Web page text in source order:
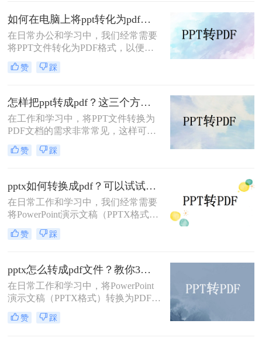
如何在电脑上将ppt转化为pdf？分享三个实用且易学的转换方法！
在日常办公和学习中，我们经常需要
将PPT文件转化为PDF格式，以便更
好地进行分享、打印或存档。那么如
何在电脑上将PPT转化为PDF呢？本
PDF的方法。
赞 踩
怎样把ppt转成pdf？这三个方法让你办公更高效！
在工作和学习中，将PPT文件转换为
PDF文档的需求非常常见，这样可以
确保演示文稿在不同设备上的显示效
果一致，并且便于分享和打印。那么
种常见的PPT转PDF方法，帮助您根
据实际需求选择最合适的方式。
赞 踩
pptx如何转换成pdf？可以试试这三个转换方法！
在日常工作和学习中，我们经常需要
将PowerPoint演示文稿（PPTX格式）
转换为PDF格式，以便更广泛地分
享、打印或保证在不同设备上的一致
Format）因其跨平台兼容性和保持文
档格式不变的特性而备受欢迎。那么
pptx如何转换成pdf呢？本文将详细介
绍几种将PPTX转换为PDF的高效方
法，帮助您轻松完成转换任务。
赞 踩
pptx怎么转成pdf文件？教你3种方法快速转换！
在日常工作和学习中，将PowerPoint
演示文稿（PPTX格式）转换为PDF文
件是一项常见的需求。PDF格式因其
跨平台兼容性、保持文档格式不变以
赞 踩